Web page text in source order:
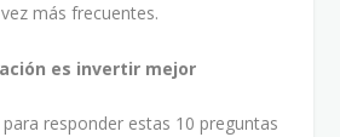
más frecuentes.
es invertir mejor
responder estas 10 preguntas